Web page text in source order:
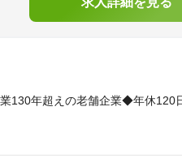
130年超えの老舗企業◆年休120